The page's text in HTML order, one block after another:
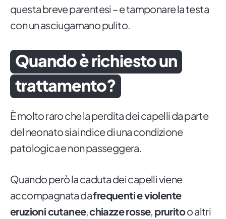
questa breve parentesi – e tamponare la testa
con un asciugamano pulito.
Quando è richiesto un
trattamento?
È molto raro che la perdita dei capelli da parte
del neonato sia indice di una condizione
patologica e non passeggera.
Quando però la caduta dei capelli viene
accompagnata dafrequenti e violente
eruzioni cutanee,chiazze rosse, pruritoo altri